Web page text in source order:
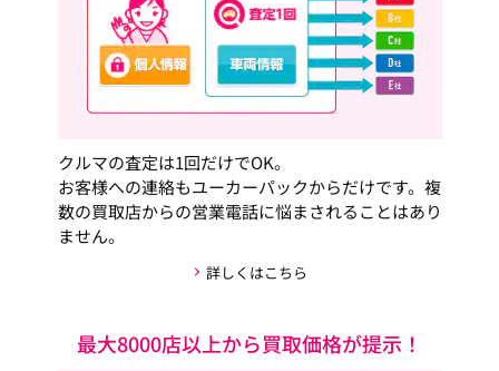
クルマの査定は1回だけでOK。
お客様への連絡もユーカーパックからだけです。複
数の買取店からの営業電話に悩まされることはあり
ません。
詳しくはこちら
最大8000店以上から買取価格が提示！